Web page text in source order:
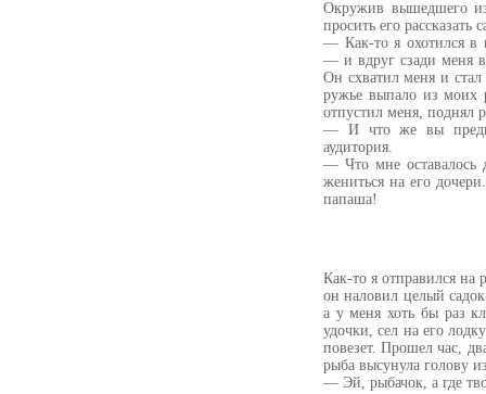
Окружив вышедшего из
просить его
— Как-то я охотился в
— и вдруг сзади меня
Он схватил меня и
ружье выпало из моих
отпустил меня, поднял
— И что же вы
аудитория.
— Что мне оставалось
жениться на его
папаша!
Как-то я отправился на
он наловил целый
а у меня хоть бы раз
удочки, сел на его
повезет. Прошел час,
рыба высунула голову
— Эй, рыбачок, а где